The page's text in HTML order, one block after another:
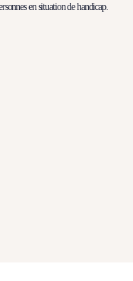
en situation de handicap.